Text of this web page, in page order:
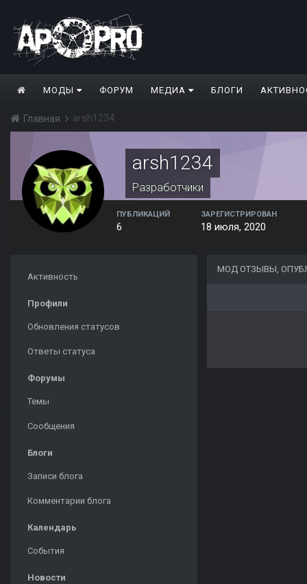
МОДЫ ФОРУМ МЕДИА БЛОГИ
Главная arsh1234
arsh1234
Разработчики
ПУБЛИКАЦИЙ
6
ЗАРЕГИСТРИРОВАН
18 июля, 2020
Активность
Профили
Обновления статусов
Ответы статуса
Форумы
Темы
Сообщения
Блоги
Записи блога
Комментарии блога
Календарь
События
Новости
МОД ОТЗЫВЫ,